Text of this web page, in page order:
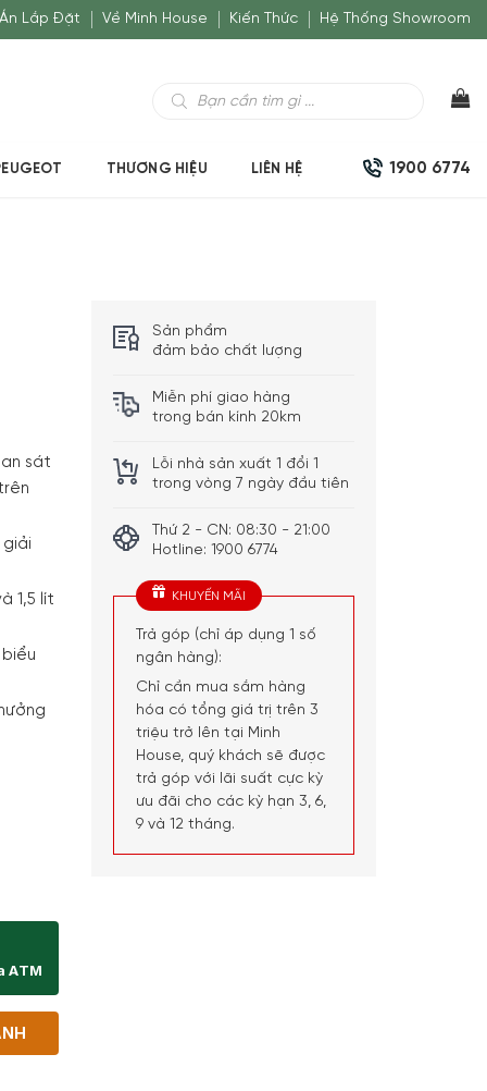
Lắp Đặt Về Minh House Kiến Thức Hệ Thống Showroom
kiếm
THƯƠNG HIỆU LIÊN HỆ 1900 6774
sát
1,5 lít
ATM
Sản phẩm
đảm bảo chất lượng
Miễn phí giao hàng
trong bán kính 20km
Lỗi nhà sản xuất 1 đổi 1
trong vòng 7 ngày đầu tiên
Thứ 2 - CN: 08:30 - 21:00
Hotline: 1900 6774
KHUYẾN MÃI
Trả góp (chỉ áp dụng 1 số
ngân hàng):
Chỉ cần mua sắm hàng
hóa có tổng giá trị trên 3
triệu trở lên tại Minh
House, quý khách sẽ được
trả góp với lãi suất cực kỳ
ưu đãi cho các kỳ hạn 3, 6,
9 và 12 tháng.